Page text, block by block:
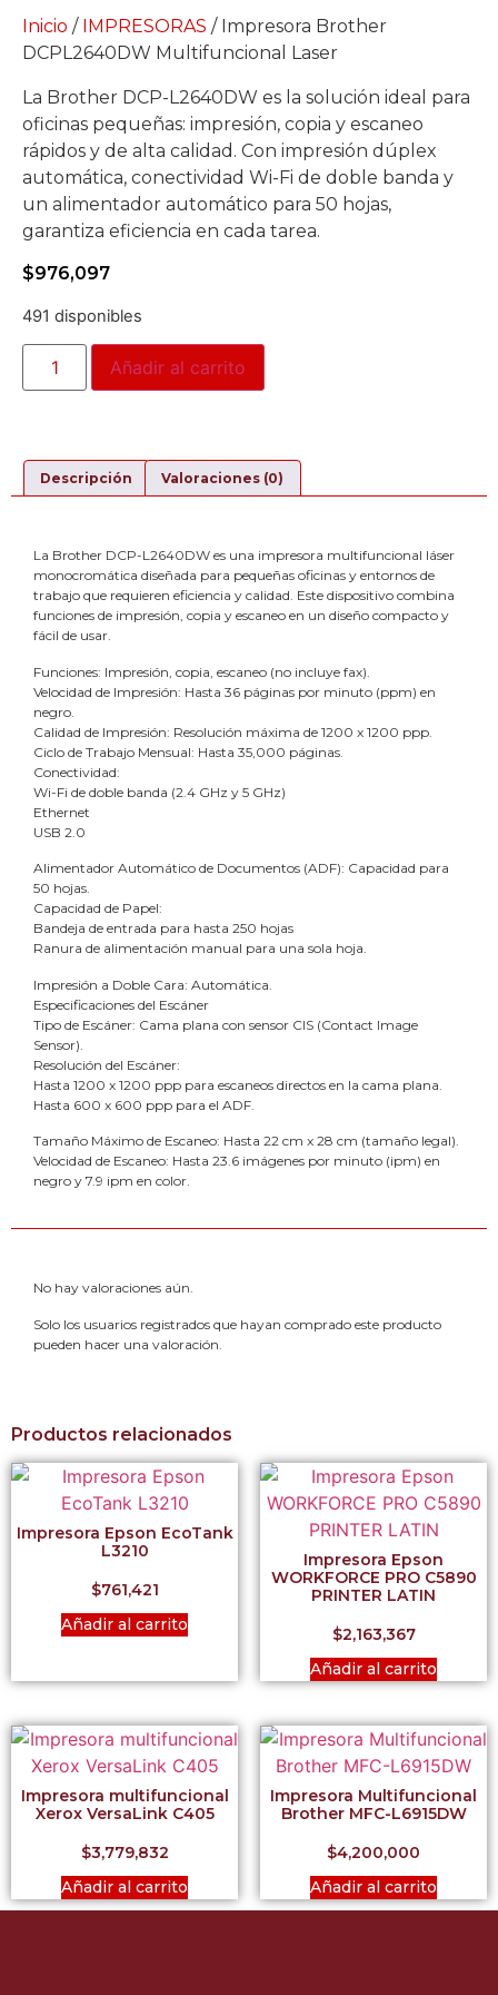
Inicio / IMPRESORAS / Impresora Brother
DCPL2640DW Multifuncional Laser
La Brother DCP-L2640DW es la solución ideal para
oficinas pequeñas: impresión, copia y escaneo
rápidos y de alta calidad. Con impresión dúplex
automática, conectividad Wi-Fi de doble banda y
un alimentador automático para 50 hojas,
garantiza eficiencia en cada tarea.
$976,097
491 disponibles
Añadir al carrito
Descripción Valoraciones (0)
La Brother DCP-L2640DW es una impresora multifuncional láser
monocromática diseñada para pequeñas oficinas y entornos de
trabajo que requieren eficiencia y calidad. Este dispositivo combina
funciones de impresión, copia y escaneo en un diseño compacto y
fácil de usar.
Funciones: Impresión, copia, escaneo (no incluye fax).
Velocidad de Impresión: Hasta 36 páginas por minuto (ppm) en
negro.
Calidad de Impresión: Resolución máxima de 1200 x 1200 ppp.
Ciclo de Trabajo Mensual: Hasta 35,000 páginas.
Conectividad:
Wi-Fi de doble banda (2.4 GHz y 5 GHz)
Ethernet
USB 2.0
Alimentador Automático de Documentos (ADF): Capacidad para
50 hojas.
Capacidad de Papel:
Bandeja de entrada para hasta 250 hojas
Ranura de alimentación manual para una sola hoja.
Impresión a Doble Cara: Automática.
Especificaciones del Escáner
Tipo de Escáner: Cama plana con sensor CIS (Contact Image
Sensor).
Resolución del Escáner:
Hasta 1200 x 1200 ppp para escaneos directos en la cama plana.
Hasta 600 x 600 ppp para el ADF.
Tamaño Máximo de Escaneo: Hasta 22 cm x 28 cm (tamaño legal).
Velocidad de Escaneo: Hasta 23.6 imágenes por minuto (ipm) en
negro y 7.9 ipm en color.
No hay valoraciones aún.
Solo los usuarios registrados que hayan comprado este producto
pueden hacer una valoración.
Productos relacionados
Impresora Epson EcoTank
L3210
$761,421
Añadir al carrito
Impresora Epson
WORKFORCE PRO C5890
PRINTER LATIN
$2,163,367
Añadir al carrito
Impresora multifuncional
Xerox VersaLink C405
$3,779,832
Añadir al carrito
Impresora Multifuncional
Brother MFC-L6915DW
$4,200,000
Añadir al carrito